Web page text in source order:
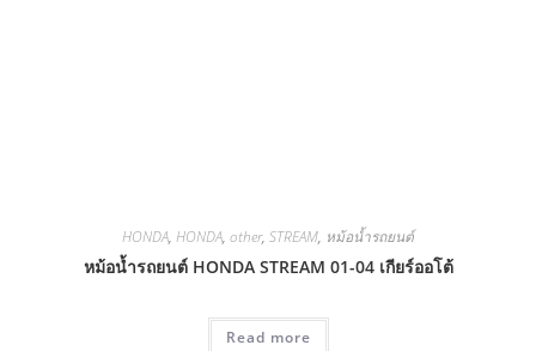
HONDA, HONDA, other, STREAM, หม้อน้ำรถยนต์
หม้อน้ำรถยนต์ HONDA STREAM 01-04 เกียร์ออโต้
Read more